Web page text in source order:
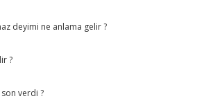
deyimi ne anlama gelir ?
?
son verdi ?